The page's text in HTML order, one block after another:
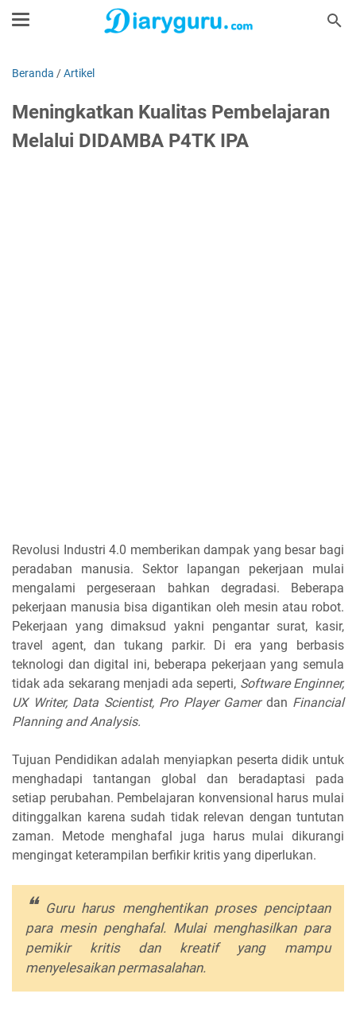
Beranda /Artikel
Meningkatkan Kualitas Pembelajaran
Melalui DIDAMBA P4TK IPA
Revolusi Industri 4.0 memberikan dampak yang besar bagi
peradaban manusia. Sektor lapangan pekerjaan mulai
mengalami pergeseraan bahkan degradasi. Beberapa
pekerjaan manusia bisa digantikan oleh mesin atau robot.
Pekerjaan yang dimaksud yakni pengantar surat, kasir,
travel agent, dan tukang parkir. Di era yang berbasis
teknologi dan digital ini, beberapa pekerjaan yang semula
tidak ada sekarang menjadi ada seperti, Software Enginner,
UX Writer, Data Scientist, Pro Player Gamerdan Financial
Planning and Analysis.
Tujuan Pendidikan adalah menyiapkan peserta didik untuk
menghadapi tantangan global dan beradaptasi pada
setiap perubahan. Pembelajaran konvensional harus mulai
ditinggalkan karena sudah tidak relevan dengan tuntutan
zaman. Metode menghafal juga harus mulai dikurangi
mengingat keterampilan berfikir kritis yang diperlukan.
Guru harus menghentikan proses penciptaan
para mesin penghafal. Mulai menghasilkan para
pemikir kritis dan kreatif yang mampu
menyelesaikan permasalahan.